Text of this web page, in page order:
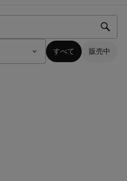
すべて 販売中